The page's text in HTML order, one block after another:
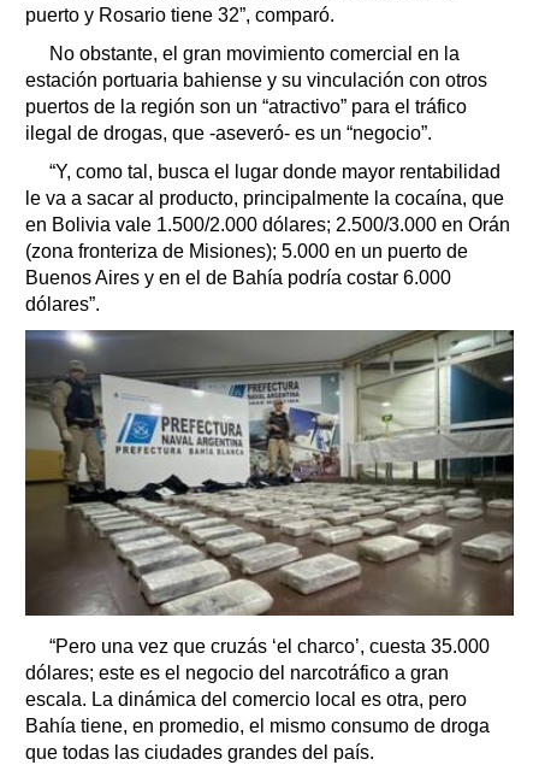
puerto y Rosario tiene 32”, comparó.
No obstante, el gran movimiento comercial en la
estación portuaria bahiense y su vinculación con otros
puertos de la región son un “atractivo” para el tráfico
ilegal de drogas, que -aseveró- es un “negocio”.
“Y, como tal, busca el lugar donde mayor rentabilidad
le va a sacar al producto, principalmente la cocaína, que
en Bolivia vale 1.500/2.000 dólares; 2.500/3.000 en Orán
(zona fronteriza de Misiones); 5.000 en un puerto de
Buenos Aires y en el de Bahía podría costar 6.000
dólares”.
“Pero una vez que cruzás ‘el charco’, cuesta 35.000
dólares; este es el negocio del narcotráfico a gran
escala. La dinámica del comercio local es otra, pero
Bahía tiene, en promedio, el mismo consumo de droga
que todas las ciudades grandes del país.